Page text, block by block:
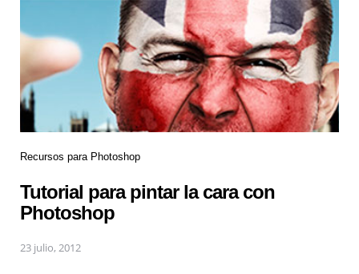
Recursos para Photoshop
Tutorial para pintar la cara con
Photoshop
23 julio, 2012